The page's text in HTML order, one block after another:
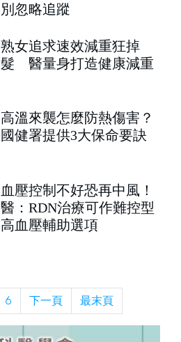
別忽略追蹤
熟女追求速效減重狂掉
髮 醫量身打造健康減重
高溫來襲怎麼防熱傷害？
國健署提供3大保命要訣
血壓控制不好恐再中風！
醫：RDN治療可作難控型
高血壓輔助選項
6 下一頁 最末頁